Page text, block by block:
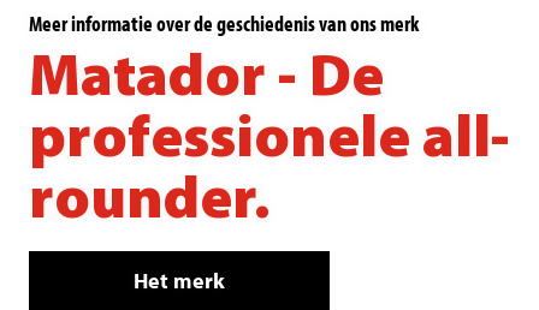
Meer informatie over de geschiedenis van ons merk
Matador - De
professionele all-
rounder.
Het merk